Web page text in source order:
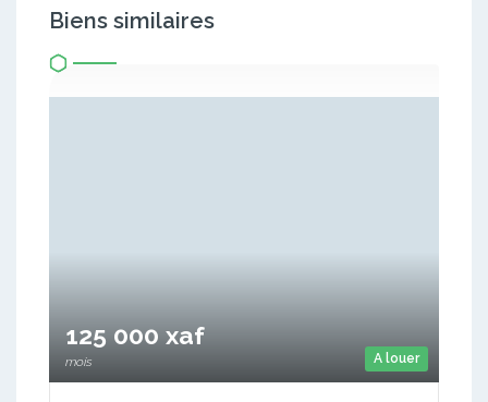
Biens similaires
A louer
125 000 xaf
mois